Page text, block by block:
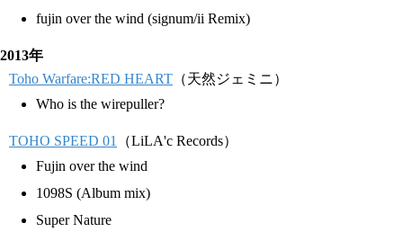
fujin over the wind (signum/ii Remix)
2013年
Toho Warfare:RED HEART （天然ジェミニ）
Who is the wirepuller?
TOHO SPEED 01
（LiLA'c Records）
Fujin over the wind
1098S (Album mix)
Super Nature